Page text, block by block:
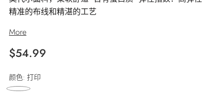
精准的布线和精湛的工艺
More
正
常
价
$54.99
颜色: 打印